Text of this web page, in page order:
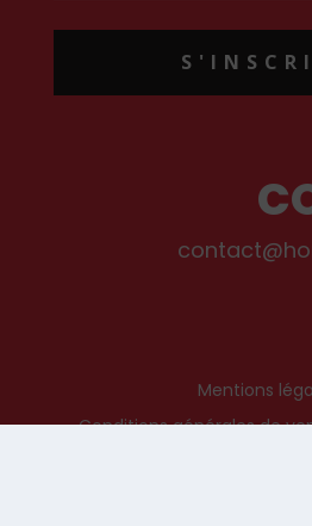
Mentions
Conditions générales de